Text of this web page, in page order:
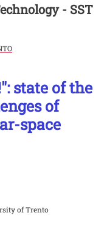
- SST
state of the
of
space
of Trento